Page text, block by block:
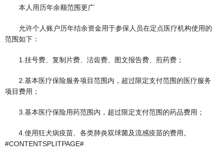
本人用历年余额范围更广
允许个人账户历年结余资金用于参保人员在定点医疗机构使用的
范围如下：
1.挂号费、复制片费、洁齿费、图文报告费、煎药费；
2.基本医疗保险服务项目范围内，超过限定支付范围的医疗服务
项目费用；
3.基本医疗保险用药范围内，超过限定支付范围的药品费用；
4.使用狂犬病疫苗、各类肺炎双球菌及流感疫苗的费用。
#CONTENTSPLITPAGE#